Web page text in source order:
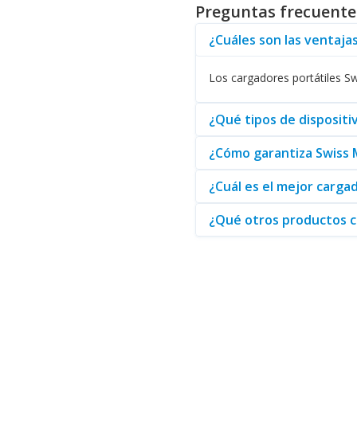
Utilizando uncargador portátil,
batería en los momentos
Además de cargadores,
excelentes opciones dentro
Al final, si busca adquirir
Preguntas
¿Cuáles son las
Los cargadores portátiles
¿Qué tipos de
¿Cómo garantiza
¿Cuál es el mejor
¿Qué otros productos